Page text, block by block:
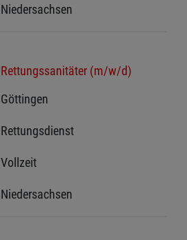
Niedersachsen
Rettungssanitäter (m/w/d)
Göttingen
Rettungsdienst
Vollzeit
Niedersachsen